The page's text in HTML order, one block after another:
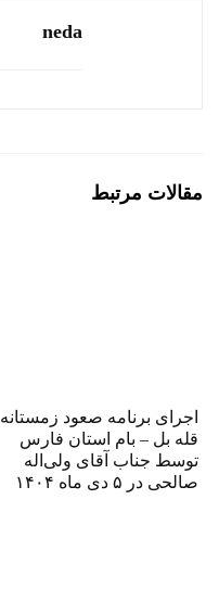
neda
مقالات مرتبط
اجرای برنامه صعود زمستانه
قله بل – بام استان فارس
توسط جناب آقای ولی‌اله
صالحی در ۵ دی ماه ۱۴۰۴